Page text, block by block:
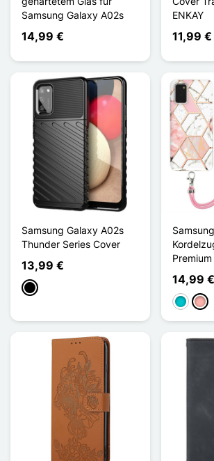
Samsung Galaxy A02s
14,99 €
ENKAY
11,99 €
Samsung Galaxy A02s
Thunder Series Cover
13,99 €
Schwarz
Premium
14,99 €
Türkis